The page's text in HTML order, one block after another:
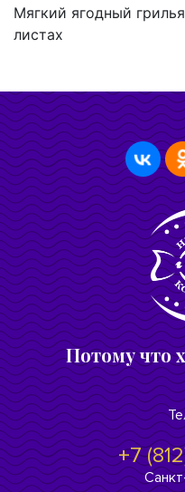
Мягкий ягодный
листах
Потому что
+7